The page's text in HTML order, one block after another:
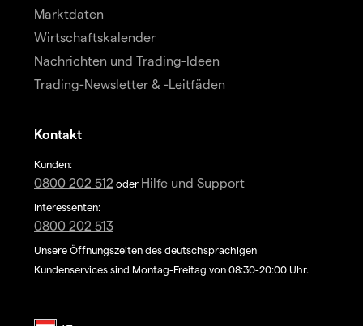
Marktdaten
Wirtschaftskalender
Nachrichten und Trading-Ideen
Trading-Newsletter & -Leitfäden
Kontakt
Kunden:
0800 202 512 oder Hilfe und Support
Interessenten:
0800 202 513
Unsere Öffnungszeiten des deutschsprachigen
Kundenservices sind Montag-Freitag von 08:30-20:00 Uhr.